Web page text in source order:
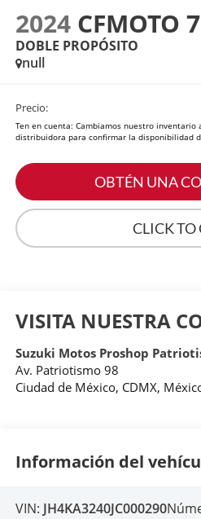
2024 CFMOTO
DOBLE PROPÓSITO
null
Precio:
Ten en cuenta: Cambiamos nuestro inventario
distribuidora para confirmar la disponibilidad
OBTÉN UNA
CLICK TO
VISITA NUESTRA
Suzuki Motos Proshop
Av. Patriotismo 98
Ciudad de México, CDMX,
Información del
VIN: JH4KA3240JC000290